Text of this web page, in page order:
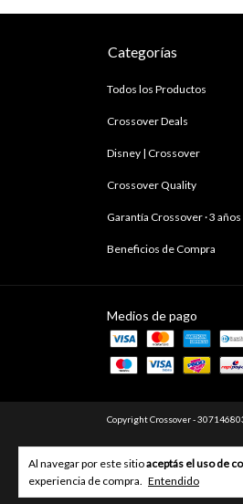
Al navegar por este sitioaceptás el uso de
experiencia de compra. Entendido
Categorías
Todos los Productos
Crossover Deals
Disney | Crossover
Crossover Quality
Garantía Crossover · 3 años
Beneficios de Compra
Medios de pago
Copyright Crossover -